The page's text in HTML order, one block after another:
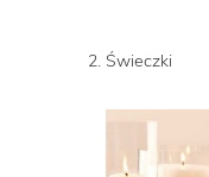
2. Świeczki